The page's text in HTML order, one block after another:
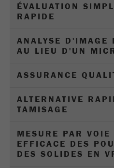
Fournisseur Yandex
Objectif
visiteur sur
Cycle de vie
des cookies
Nom _ym_isad
Fournisseur Yandex
ÉVALUATION
RAPIDE
ANALYSE D'IMAGE
AU LIEU D'UN
ASSURANCE
ALTERNATIVE
TAMISAGE
MESURE PAR VOIE
EFFICACE DES
DES SOLIDES EN